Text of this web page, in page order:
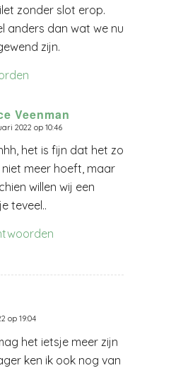
zonder slot erop.
anders dan wat we nu
zijn.
Veenman
2022 op 10:46
het is fijn dat het zo
meer hoeft, maar
willen wij een
teveel..
op 19:04
het ietsje meer zijn
ken ik ook nog van